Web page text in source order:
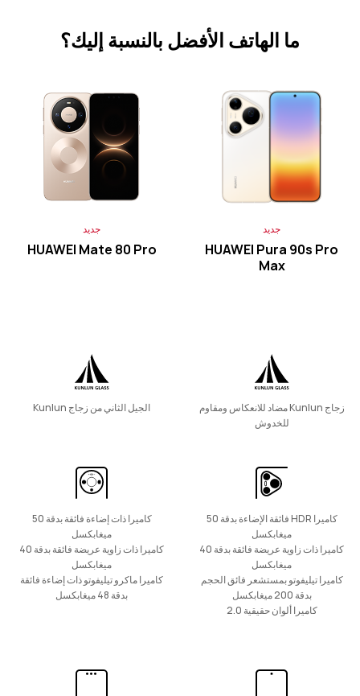
جديد
تعرّف على المزيد
HUAWEI Mate XT ULTIMATE DESIGN
HUAWEI Mate X6
تعرّف على المزيد
ما الهاتف الأفضل بالنسبة إليك؟
جديد
HUAWEI Pura 90s Pro
Max
زجاج Kunlun مضاد للانعكاس ومقاوم
للخدوش
كاميرا HDR فائقة الإضاءة بدقة 50
ميغابكسل
كاميرا ذات زاوية عريضة فائقة بدقة 40
ميغابكسل
كاميرا تيليفوتو بمستشعر فائق الحجم
بدقة 200 ميغابكسل
كاميرا ألوان حقيقية 2.0
جديد
HUAWEI Mate 80 Pro
الجيل الثاني من زجاج Kunlun
كاميرا ذات إضاءة فائقة بدقة 50
ميغابكسل
كاميرا ذات زاوية عريضة فائقة بدقة 40
ميغابكسل
كاميرا ماكرو تيليفوتو ذات إضاءة فائقة
بدقة 48 ميغابكسل